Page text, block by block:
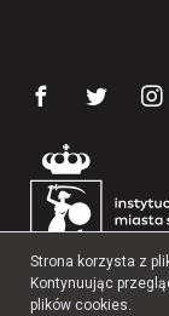
Strona korzysta z
Kontynuując
plików cookies.